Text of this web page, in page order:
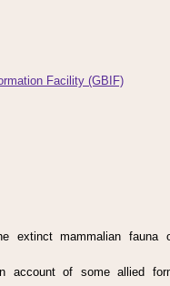
Facility (GBIF)
extinct mammalian fauna
account of some allied